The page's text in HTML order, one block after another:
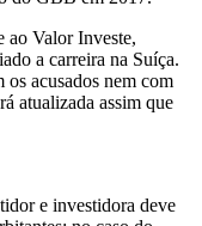
ao Valor Investe,
a carreira na Suíça.
acusados nem com
atualizada assim que
e investidora deve